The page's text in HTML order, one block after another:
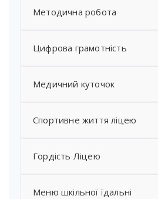
Методична робота
Цифрова грамотність
Медичний куточок
Спортивне життя ліцею
Гордість Ліцею
Меню шкільної їдальні